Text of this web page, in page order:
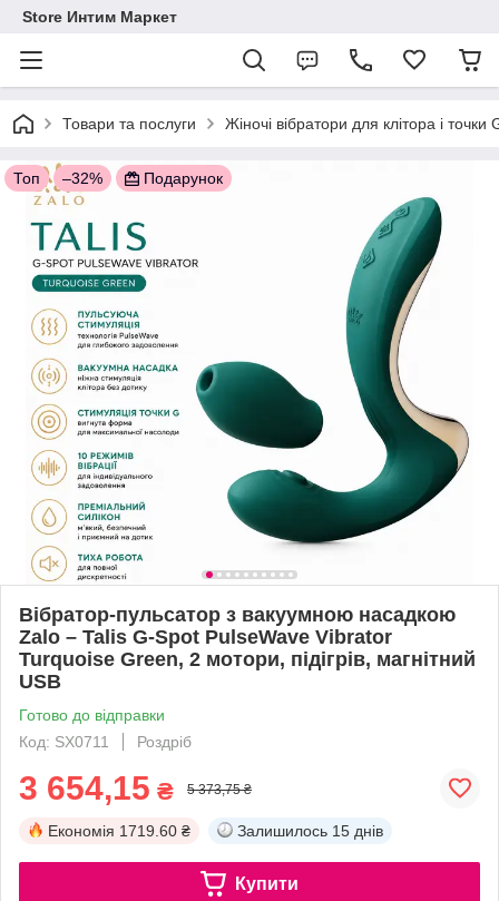
Store Интим Маркет
Товари та послуги Жіночі вібратори для клітора і
Топ –32% Подарунок
Вібратор-пульсатор з вакуумною насадкою
Zalo – Talis G-Spot PulseWave Vibrator
Turquoise Green, 2 мотори, підігрів, магнітний
USB
Готово до відправки
Код: SX0711
Роздріб
3 654,15 ₴ 5 373,75 ₴
Економія 1719.60 ₴ Залишилось 15 днів
Купити